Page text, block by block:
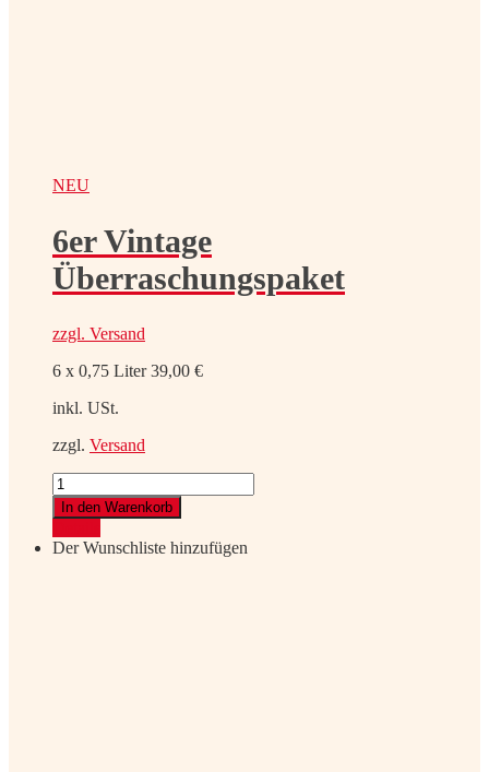
NEU
6er Vintage
Überraschungspaket
zzgl. Versand
6 x 0,75 Liter39,00 €
inkl. USt.
zzgl. Versand
6er
Vintage
Überraschungspaket
Menge
In den Warenkorb
Der Wunschliste hinzufügen